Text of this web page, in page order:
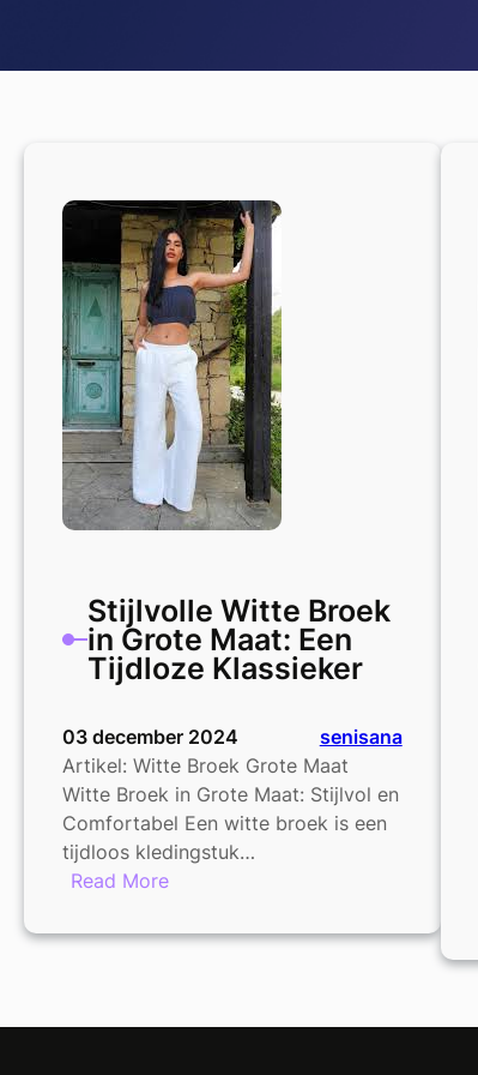
Stijlvolle Witte Broek
in Grote Maat: Een
Tijdloze Klassieker
03 december 2024
senisana
Artikel: Witte Broek Grote Maat
Witte Broek in Grote Maat: Stijlvol en
Comfortabel Een witte broek is een
tijdloos kledingstuk…
Read More:
Witte
Grote